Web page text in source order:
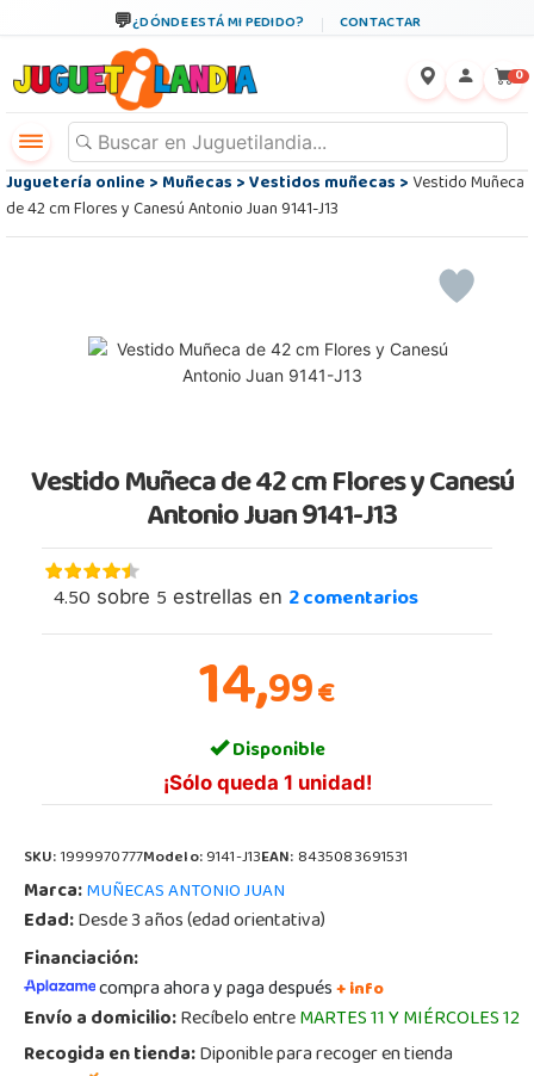
¿DÓNDE ESTÁ MI PEDIDO? CONTACTAR
0
Juguetería online>Muñecas>Vestidos muñecas>Vestido Muñeca
de 42 cm Flores y Canesú Antonio Juan 9141-J13
Vestido Muñeca de 42 cm Flores y Canesú
Antonio Juan 9141-J13
4.50 sobre 5 estrellas en 2comentarios
14,99€
Disponible
¡Sólo queda 1 unidad!
SKU:1999970777Modelo:9141-J13EAN:8435083691531
Marca:MUÑECAS ANTONIO JUAN
Edad:Desde 3 años (edad orientativa)
Financiación:
compra ahora y paga después+ info
Envío a domicilio:Recíbelo entreMARTES 11 Y MIÉRCOLES 12
Recogida en tienda:Diponible para recoger en tienda